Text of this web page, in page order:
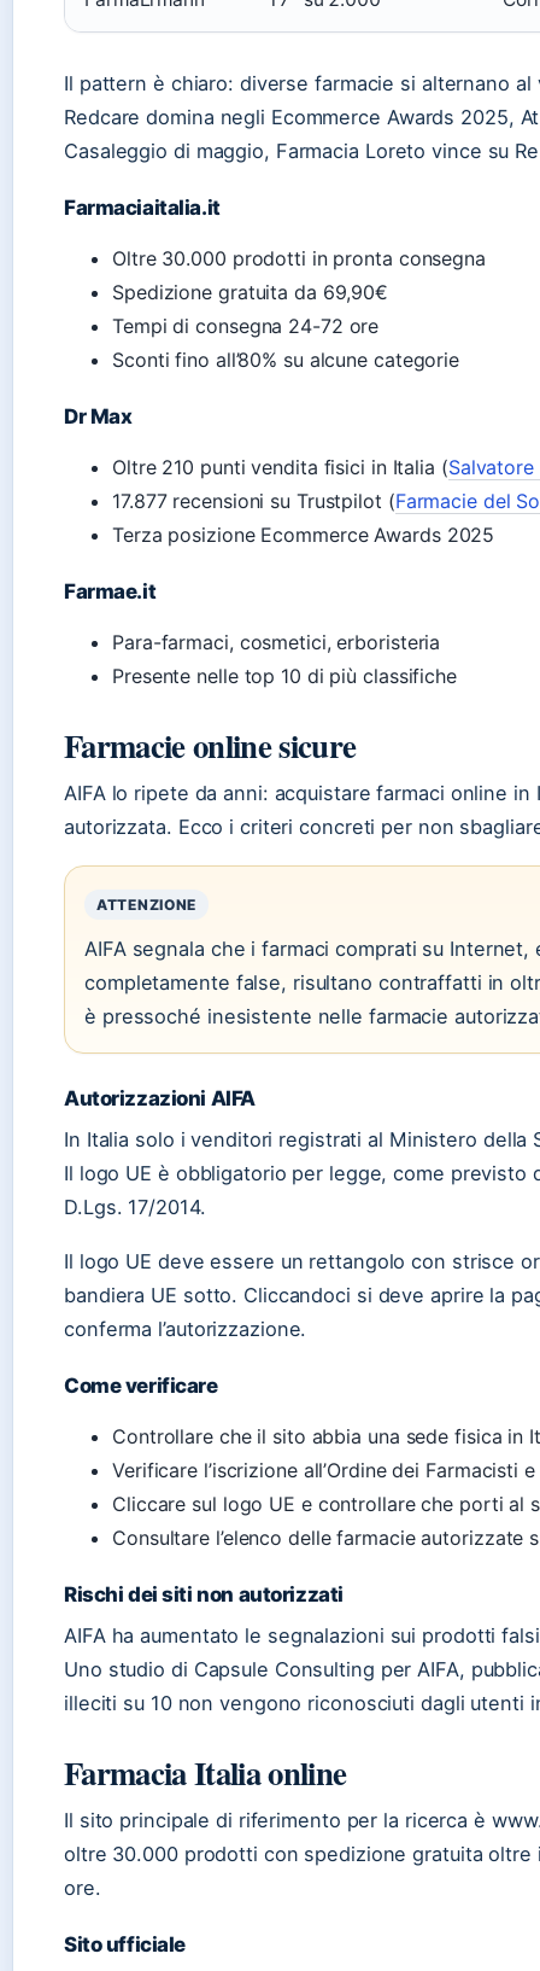
Il pattern è chiaro: diverse farmacie si alternano
Redcare domina negli Ecommerce Awards 2025,
Casaleggio di maggio, Farmacia Loreto vince su
Farmaciaitalia.it
Oltre 30.000 prodotti in pronta consegna
Spedizione gratuita da 69,90€
Tempi di consegna 24-72 ore
Sconti fino all’80% su alcune categorie
Dr Max
Oltre 210 punti vendita fisici in Italia (Salvatore
17.877 recensioni su Trustpilot (Farmacie del
Terza posizione Ecommerce Awards 2025
Farmae.it
Para-farmaci, cosmetici, erboristeria
Presente nelle top 10 di più classifiche
Farmacie online sicure
AIFA lo ripete da anni: acquistare farmaci online
autorizzata. Ecco i criteri concreti per non
ATTENZIONE
AIFA segnala che i farmaci comprati su
completamente false, risultano contraffatti in
è pressoché inesistente nelle farmacie
Autorizzazioni AIFA
In Italia solo i venditori registrati al Ministero della
Il logo UE è obbligatorio per legge, come previsto
D.Lgs. 17/2014.
Il logo UE deve essere un rettangolo con strisce
bandiera UE sotto. Cliccandoci si deve aprire la
conferma l’autorizzazione.
Come verificare
Controllare che il sito abbia una sede fisica in
Verificare l’iscrizione all’Ordine dei Farmacisti e
Cliccare sul logo UE e controllare che porti al
Consultare l’elenco delle farmacie autorizzate
Rischi dei siti non autorizzati
AIFA ha aumentato le segnalazioni sui prodotti
Uno studio di Capsule Consulting per AIFA,
illeciti su 10 non vengono riconosciuti dagli utenti
Farmacia Italia online
Il sito principale di riferimento per la ricerca è
oltre 30.000 prodotti con spedizione gratuita
ore.
Sito ufficiale